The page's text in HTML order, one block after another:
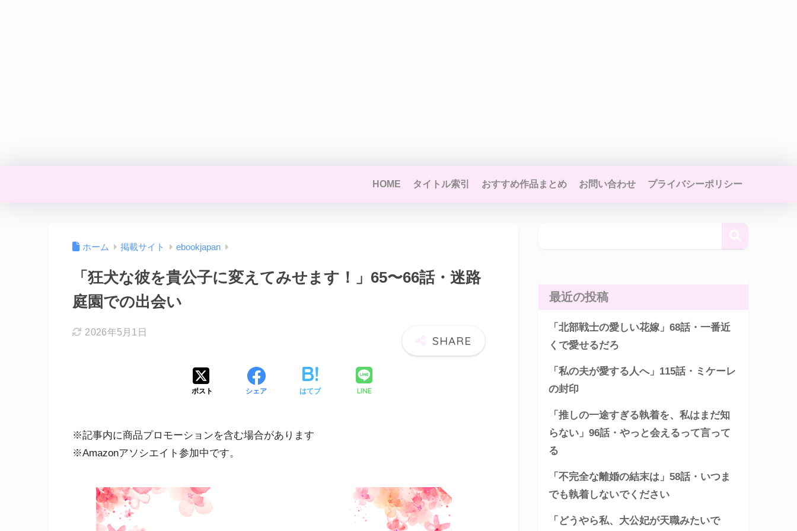
HOME タイトル索引 おすすめ作品まとめ お問い合わせ プライバシーポリシー
ホーム 掲載サイト ebookjapan
「狂犬な彼を貴公子に変えてみせます！」65〜66話・迷路
庭園での出会い
2026年5月1日
ポスト シェア はてブ LINE
※記事内に商品プロモーションを含む場合があります
※Amazonアソシエイト参加中です。
最近の投稿
「北部戦士の愛しい花嫁」68話・一番近
くで愛せるだろ
「私の夫が愛する人へ」115話・ミケーレ
の封印
「推しの一途すぎる執着を、私はまだ知
らない」96話・やっと会えるって言って
る
「不完全な離婚の結末は」58話・いつま
でも執着しないでください
「どうやら私、大公妃が天職みたいで